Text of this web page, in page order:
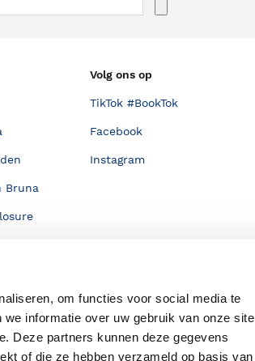
om functies voor social media te
informatie over uw gebruik van onze site
Deze partners kunnen deze gegevens
of die ze hebben verzameld op basis van
Bruna
Volg ons op
TikTok #BookTok
Facebook
Instagram